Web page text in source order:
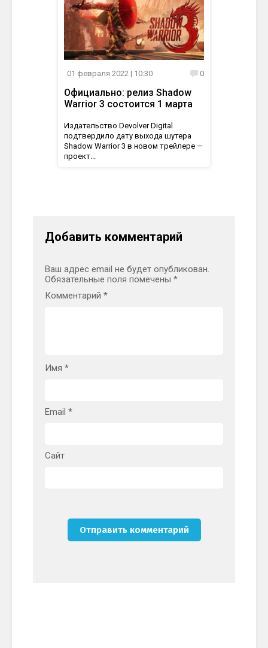
01 февраля 2022 | 10:30 0
Официально: релиз Shadow
Warrior 3 состоится 1 марта
Издательство Devolver Digital
подтвердило дату выхода шутера
Shadow Warrior 3 в новом трейлере —
проект...
Добавить комментарий
Ваш адрес email не будет опубликован.
Обязательные поля помечены *
Комментарий *
Имя *
Email *
Сайт